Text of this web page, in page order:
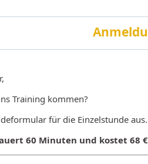
Training kommen?
für die Einzelstunde aus.
60 Minuten und kostet 68 €